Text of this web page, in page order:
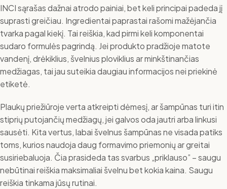
INCI sąrašas dažnai atrodo painiai, bet keli principai padeda jį
suprasti greičiau. Ingredientai paprastai rašomi mažėjančia
tvarka pagal kiekį. Tai reiškia, kad pirmi keli komponentai
sudaro formulės pagrindą. Jei produkto pradžioje matote
vandenį, drėkiklius, švelnius ploviklius ar minkštinančias
medžiagas, tai jau suteikia daugiau informacijos nei priekinė
etiketė.
Plaukų priežiūroje verta atkreipti dėmesį, ar šampūnas turi itin
stiprių putojančių medžiagų, jei galvos oda jautri arba linkusi
sausėti. Kita vertus, labai švelnus šampūnas ne visada patiks
toms, kurios naudoja daug formavimo priemonių ar greitai
susiriebaluoja. Čia prasideda tas svarbus „priklauso” – saugu
nebūtinai reiškia maksimaliai švelnu bet kokia kaina. Saugu
reiškia tinkama jūsų rutinai.